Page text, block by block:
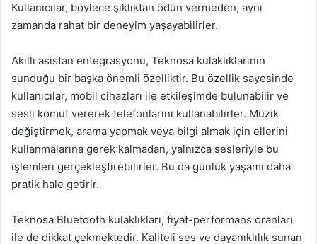
Kullanıcılar, böylece şıklıktan ödün vermeden, aynı
zamanda rahat bir deneyim yaşayabilirler.
Akıllı asistan entegrasyonu, Teknosa kulaklıklarının
sunduğu bir başka önemli özelliktir. Bu özellik sayesinde
kullanıcılar, mobil cihazları ile etkileşimde bulunabilir ve
sesli komut vererek telefonlarını kullanabilirler. Müzik
değiştirmek, arama yapmak veya bilgi almak için ellerini
kullanmalarına gerek kalmadan, yalnızca sesleriyle bu
işlemleri gerçekleştirebilirler. Bu da günlük yaşamı daha
pratik hale getirir.
Teknosa Bluetooth kulaklıkları, fiyat-performans oranları
ile de dikkat çekmektedir. Kaliteli ses ve dayanıklılık sunan